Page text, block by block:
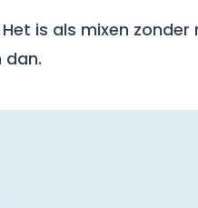
is als mixen
dan.